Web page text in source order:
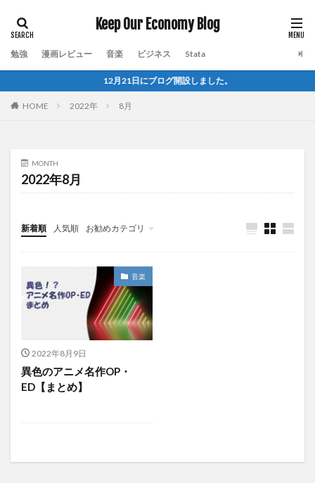
Keep Our Economy Blog
勉強 漫画レビュー 音楽 ビジネス Stata
12月21日にブログ開設しました。
HOME 2022年 8月
MONTH
2022年8月
新着順 人気順 お勧めカテゴリ
ブログ運営
音楽
2022年8月9日
異色のアニメ名作OP・
ED【まとめ】